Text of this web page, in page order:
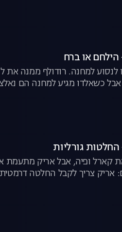
לנסוע למחנה. רודולף ממנה
כשאלדו מגיע למחנה הם
קארל ופיה, אבל אריק מתעמת
אריק צריך לקבל החלטה